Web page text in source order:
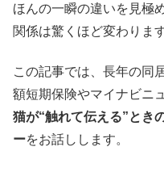
ほんの一瞬の違いを見極
関係は驚くほど変わります
この記事では、長年の同
額短期保険やマイナビニ
猫が“触れて伝える”とき
ーをお話しします。